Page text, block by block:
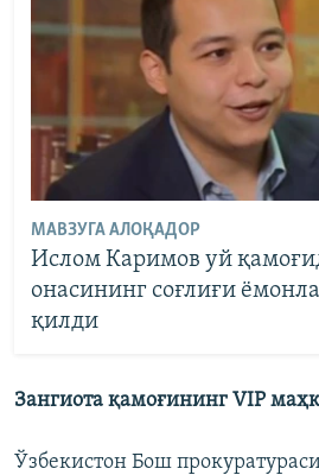
МАВЗУГА АЛОҚАДОР
Ислом Каримов уй
онасининг соғлиғи
қилди
Зангиота қамоғининг VIP
Ўзбекистон Бош